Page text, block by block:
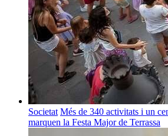
Societat Més de 340 activitats i un
marquen la Festa Major de Terrassa